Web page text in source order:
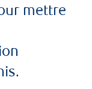
mettre